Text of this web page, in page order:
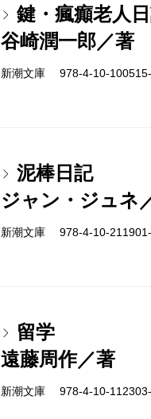
鍵・瘋癲老人
谷崎潤一郎／著
新潮文庫 978-4-10-
泥棒日記
ジャン・ジュネ
新潮文庫 978-4-10-
留学
遠藤周作／著
新潮文庫 978-4-10-